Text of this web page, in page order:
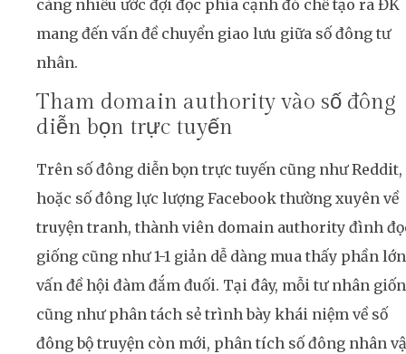
càng nhiều ước đợi đọc phía cạnh đó chế tạo ra ĐK
mang đến vấn đề chuyển giao lưu giữa số đông tư
nhân.
Tham domain authority vào số đông
diễn bọn trực tuyến
Trên số đông diễn bọn trực tuyến cũng như Reddit,
hoặc số đông lực lượng Facebook thường xuyên về
truyện tranh, thành viên domain authority đình
giống cũng như 1-1 giản dễ dàng mua thấy phần lớn
vấn đề hội đàm đắm đuối. Tại đây, mỗi tư nhân
cũng như phân tách sẻ trình bày khái niệm về số
đông bộ truyện còn mới, phân tích số đông nhân